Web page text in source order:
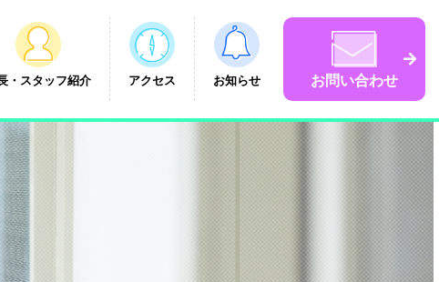
・スタッフ紹介 アクセス お知らせ お問い合わせ